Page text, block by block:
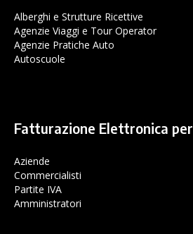
Alberghi e Strutture Ricettive
Agenzie Viaggi e Tour Operator
Agenzie Pratiche Auto
Autoscuole
Fatturazione Elettronica per
Aziende
Commercialisti
Partite IVA
Amministratori